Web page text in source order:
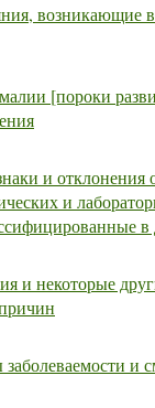
возникающие
[пороки
и отклонения
и
и некоторые
и